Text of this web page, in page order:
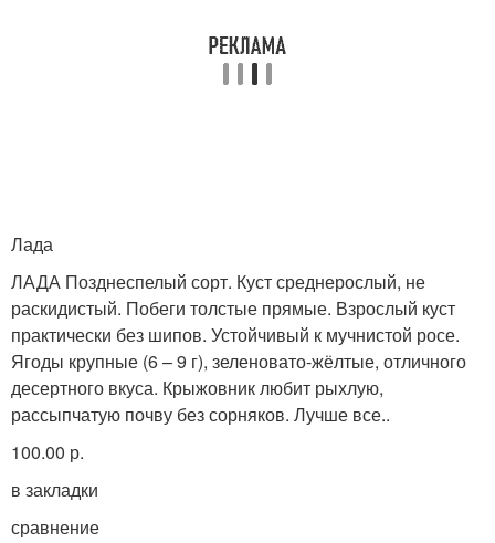
Лада
ЛАДА Позднеспелый сорт. Куст среднерослый, не
раскидистый. Побеги толстые прямые. Взрослый куст
практически без шипов. Устойчивый к мучнистой росе.
Ягоды крупные (6 – 9 г), зеленовато-жёлтые, отличного
десертного вкуса. Крыжовник любит рыхлую,
рассыпчатую почву без сорняков. Лучше все..
100.00 р.
в закладки
сравнение